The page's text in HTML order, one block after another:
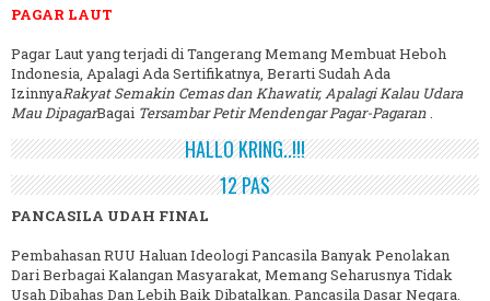
PAGAR LAUT
Pagar Laut yang terjadi di Tangerang Memang Membuat Heboh
Indonesia, Apalagi Ada Sertifikatnya, Berarti Sudah Ada
IzinnyaRakyat Semakin Cemas dan Khawatir, Apalagi Kalau Udara
Mau DipagarBagai Tersambar Petir Mendengar Pagar-Pagaran.
HALLO KRING..!!!
12 PAS
PANCASILA UDAH FINAL
Pembahasan RUU Haluan Ideologi Pancasila Banyak Penolakan
Dari Berbagai Kalangan Masyarakat, Memang Seharusnya Tidak
Usah Dibahas Dan Lebih Baik Dibatalkan. Pancasila Dasar Negara.